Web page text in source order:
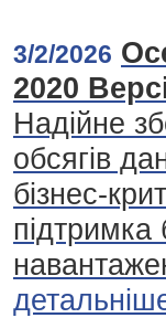
3/2/2026
2020
Надійне
обсягів
бізнес-
підтримка